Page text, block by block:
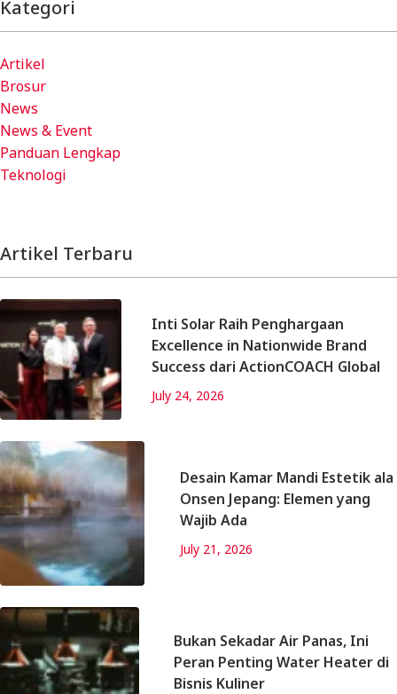
Kategori
Artikel
Brosur
News
News & Event
Panduan Lengkap
Teknologi
Artikel Terbaru
Inti Solar Raih Penghargaan
Excellence in Nationwide Brand
Success dari ActionCOACH Global
July 24, 2026
Desain Kamar Mandi Estetik ala
Onsen Jepang: Elemen yang
Wajib Ada
July 21, 2026
Bukan Sekadar Air Panas, Ini
Peran Penting Water Heater di
Bisnis Kuliner